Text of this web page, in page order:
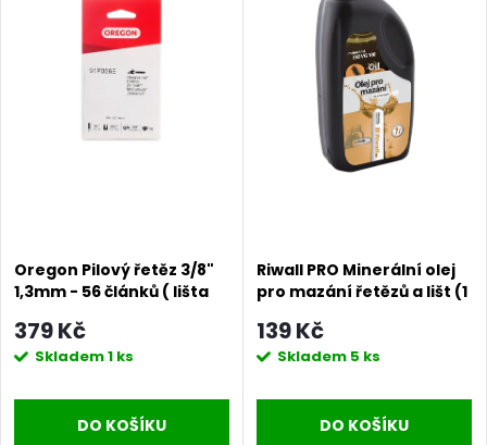
Oregon Pilový řetěz 3/8"
1,3mm - 56 článků ( lišta
2440 E
379 Kč
Skladem1 ks
DO KOŠÍKU
Riwall PRO Minerální olej
pro mazání řetězů a lišt (1
139 Kč
Skladem 5 ks
DO KOŠÍKU